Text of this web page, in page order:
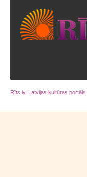
Rīts.lv, Latvijas kultūras portāls